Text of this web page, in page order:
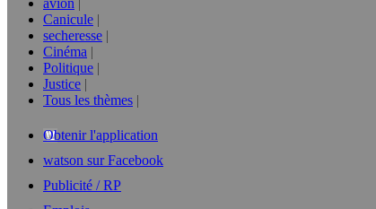
avion
Canicule
secheresse
Cinéma
Politique
Justice
Tous les thèmes
Obtenir l'application
watson sur Facebook
Publicité / RP